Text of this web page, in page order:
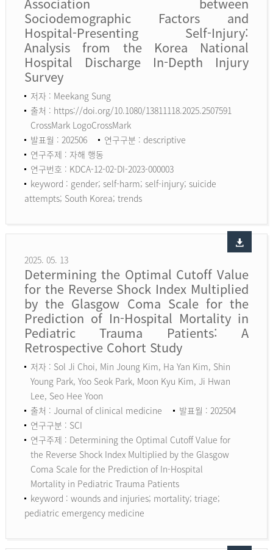
Sociodemographic Factors and
Hospital-Presenting Self-Injury:
Analysis from the Korea National
Hospital Discharge In-Depth Injury
Survey
저자 : Meekang Sung
출처 : https://doi.org/10.1080/13811118.2025.2507591
CrossMark LogoCrossMark
발표월 : 202506
연구구분 : descriptive
연구주제 : 자해 행동
연구번호 : KDCA-12-02-DI-2023-000003
keyword : gender; self-harm; self-injury; suicide
attempts; South Korea; trends
2025. 05. 13
Determining the Optimal Cutoff Value
for the Reverse Shock Index Multiplied
by the Glasgow Coma Scale for the
Prediction of In-Hospital Mortality in
Pediatric Trauma Patients: A
Retrospective Cohort Study
저자 : Sol Ji Choi, Min Joung Kim, Ha Yan Kim, Shin
Young Park, Yoo Seok Park, Moon Kyu Kim, Ji Hwan
Lee, Seo Hee Yoon
출처 : Journal of clinical medicine
발표월 : 202504
연구구분 : SCI
연구주제 : Determining the Optimal Cutoff Value for
the Reverse Shock Index Multiplied by the Glasgow
Coma Scale for the Prediction of In-Hospital
Mortality in Pediatric Trauma Patients
keyword : wounds and injuries; mortality; triage;
pediatric emergency medicine